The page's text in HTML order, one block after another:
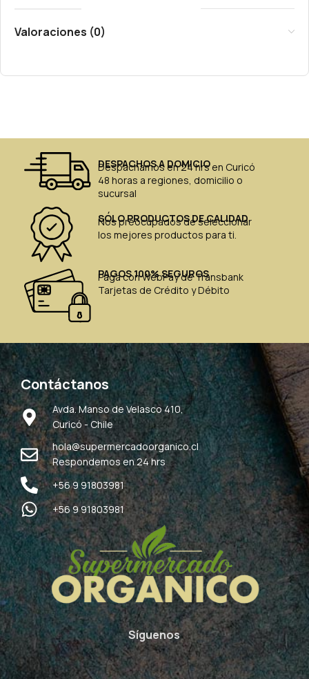
Valoraciones (0)
DESPACHOS A DOMICIO
Despachamos en 24 hrs en Curicó
48 horas a regiones, domicilio o
sucursal
SÓLO PRODUCTOS DE CALIDAD
Nos preocupados de seleccionar
los mejores productos para ti.
PAGOS 100% SEGUROS
Paga con WebPay de Transbank
Tarjetas de Crédito y Débito
Contáctanos
Avda. Manso de Velasco 410,
Curicó - Chile
hola@supermercadoorganico.cl
Respondemos en 24 hrs
+56 9 91803981
+56 9 91803981
Síguenos